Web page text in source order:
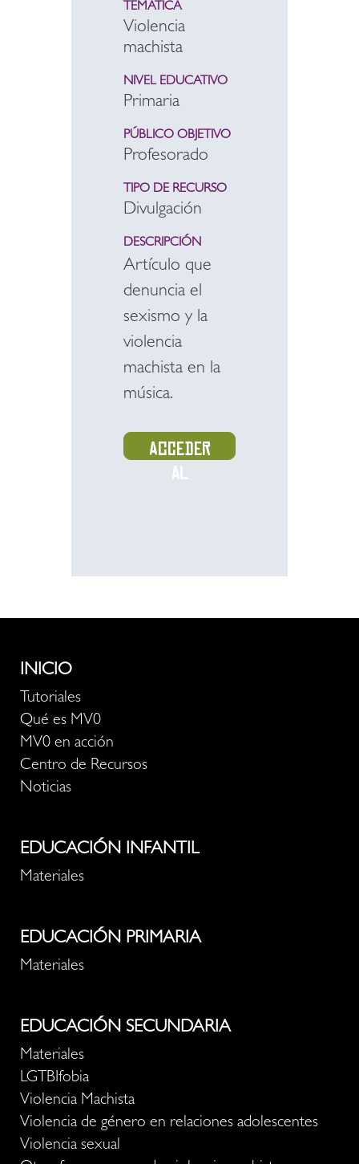
TEMÁTICA
Violencia
machista
NIVEL EDUCATIVO
Primaria
PÚBLICO OBJETIVO
Profesorado
TIPO DE RECURSO
Divulgación
DESCRIPCIÓN
Artículo que
denuncia el
sexismo y la
violencia
machista en la
música.
Acceder
al
INICIO
Tutoriales
Qué es MV0
MV0 en acción
Centro de Recursos
Noticias
EDUCACIÓN INFANTIL
Materiales
EDUCACIÓN PRIMARIA
Materiales
EDUCACIÓN SECUNDARIA
Materiales
LGTBIfobia
Violencia Machista
Violencia de género en relaciones adolescentes
Violencia sexual